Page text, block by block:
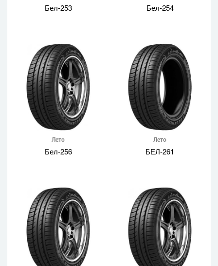
Бел-253 Бел-254
Лето
Бел-256
Лето
БЕЛ-261